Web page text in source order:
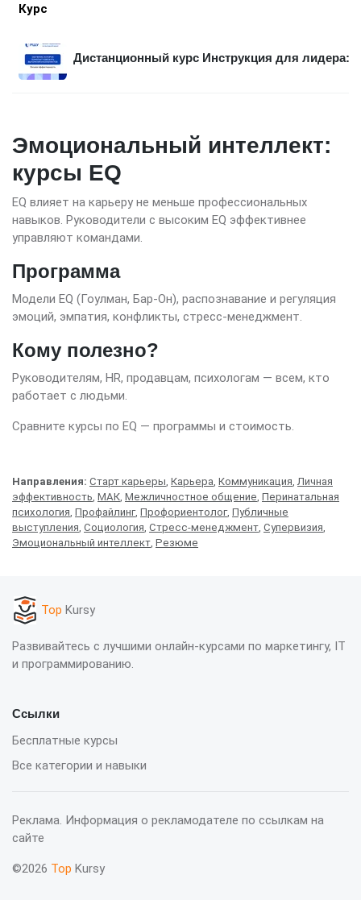
Курс
Дистанционный курс Инструкция для лидера:
Эмоциональный интеллект:
курсы EQ
EQ влияет на карьеру не меньше профессиональных
навыков. Руководители с высоким EQ эффективнее
управляют командами.
Программа
Модели EQ (Гоулман, Бар-Он), распознавание и регуляция
эмоций, эмпатия, конфликты, стресс-менеджмент.
Кому полезно?
Руководителям, HR, продавцам, психологам — всем, кто
работает с людьми.
Сравните курсы по EQ — программы и стоимость.
Направления: Старт карьеры Карьера Коммуникация Личная
эффективность МАК Межличностное общение Перинатальная
психология Профайлинг, Профориентолог, Публичные
выступления Социология Стресс-менеджмент Супервизия
Эмоциональный интеллект Резюме
Top Kursy
Развивайтесь с лучшими онлайн-курсами по маркетингу, IT
и программированию.
Ссылки
Бесплатные курсы
Все категории и навыки
Реклама. Информация о рекламодателе по ссылкам на
сайте
©2026 Top Kursy